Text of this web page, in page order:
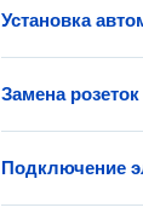
Установка
Замена
Подключение